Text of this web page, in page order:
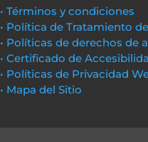
• Términos y condiciones
• Política de Tratamiento
• Políticas de derechos de
• Certificado de
• Políticas de Privacidad
• Mapa del Sitio